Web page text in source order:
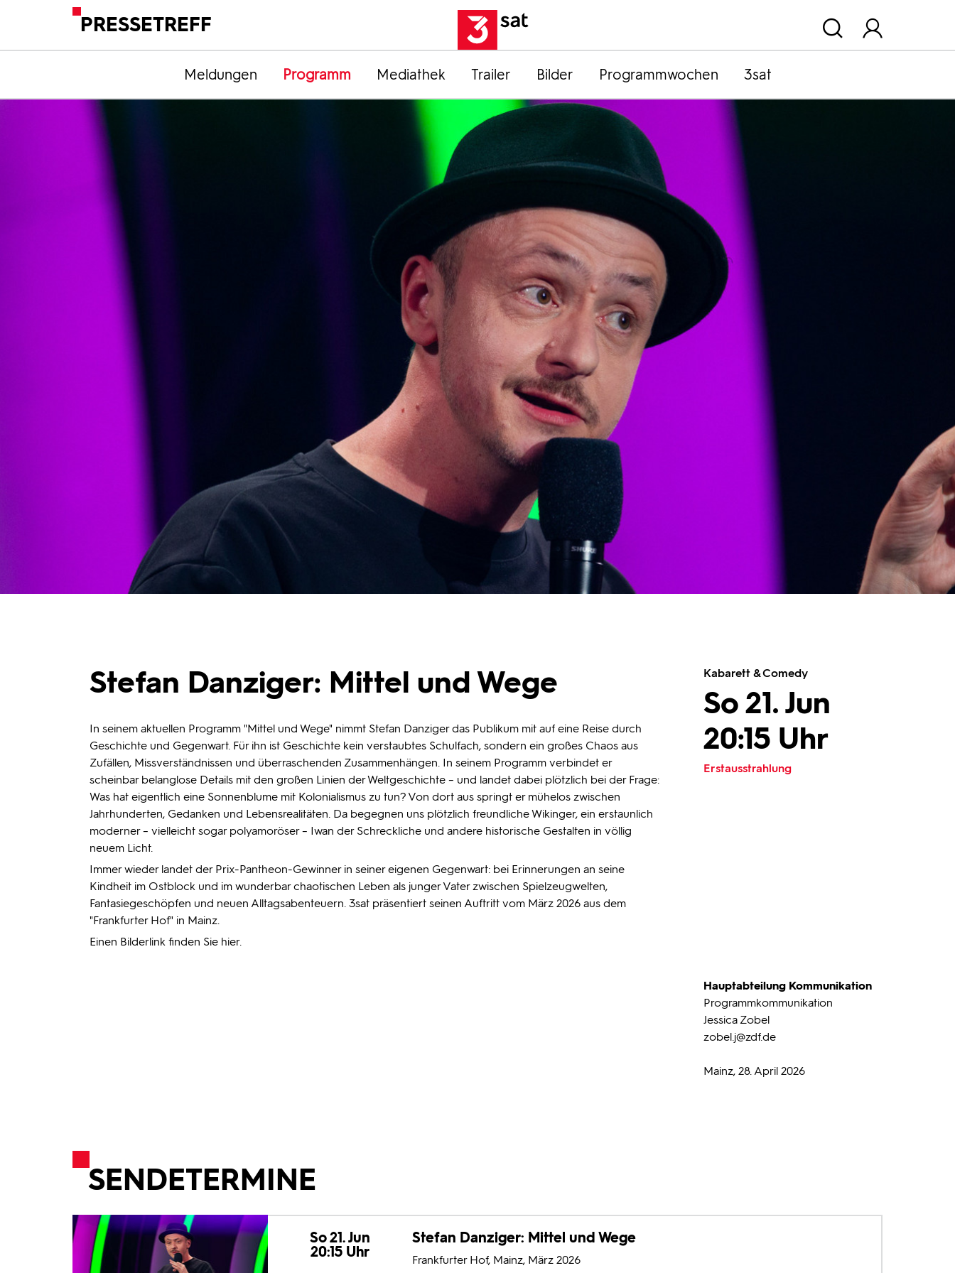
PRESSETREFF
Meldungen Programm Mediathek Trailer Bilder Programmwochen 3sat
Stefan Danziger: Mittel und Wege
In seinem aktuellen Programm "Mittel und Wege" nimmt Stefan Danziger das Publikum mit auf eine Reise durch
Geschichte und Gegenwart. Für ihn ist Geschichte kein verstaubtes Schulfach, sondern ein großes Chaos aus
Zufällen, Missverständnissen und überraschenden Zusammenhängen. In seinem Programm verbindet er
scheinbar belanglose Details mit den großen Linien der Weltgeschichte – und landet dabei plötzlich bei der Frage:
Was hat eigentlich eine Sonnenblume mit Kolonialismus zu tun? Von dort aus springt er mühelos zwischen
Jahrhunderten, Gedanken und Lebensrealitäten. Da begegnen uns plötzlich freundliche Wikinger, ein erstaunlich
moderner – vielleicht sogar polyamoröser – Iwan der Schreckliche und andere historische Gestalten in völlig
neuem Licht.
Immer wieder landet der Prix-Pantheon-Gewinner in seiner eigenen Gegenwart: bei Erinnerungen an seine
Kindheit im Ostblock und im wunderbar chaotischen Leben als junger Vater zwischen Spielzeugwelten,
Fantasiegeschöpfen und neuen Alltagsabenteuern. 3sat präsentiert seinen Auftritt vom März 2026 aus dem
"Frankfurter Hof" in Mainz.
Einen Bilderlink finden Sie hier.
Kabarett & Comedy
So 21. Jun
20:15 Uhr
Erstausstrahlung
Hauptabteilung Kommunikation
Programmkommunikation
Jessica Zobel
zobel.j@zdf.de
Mainz, 28. April 2026
SENDETERMINE
So 21. Jun
20:15 Uhr
Stefan Danziger: Mittel und Wege
Frankfurter Hof, Mainz, März 2026